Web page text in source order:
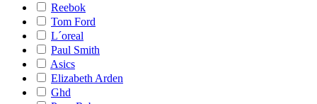
Reebok
Tom Ford
L´oreal
Paul Smith
Asics
Elizabeth Arden
Ghd